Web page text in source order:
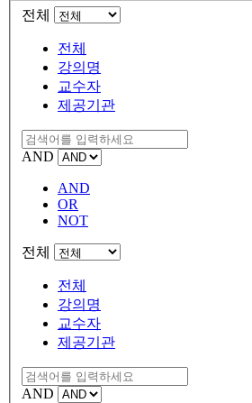
전체
전체
강의명
교수자
제공기관
AND
AND
OR
NOT
전체
전체
강의명
교수자
제공기관
AND